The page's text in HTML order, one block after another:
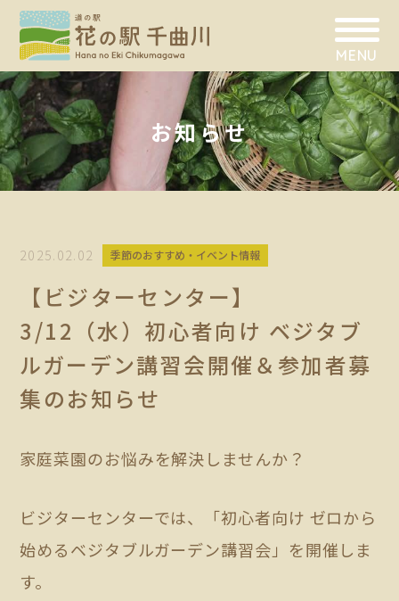
MENU
お知らせ
2025.02.02 季節のおすすめ・イベント情報
【ビジターセンター】
3/12（水）初心者向け ベジタブ
ルガーデン講習会開催＆参加者募
集のお知らせ
家庭菜園のお悩みを解決しませんか？
ビジターセンターでは、「初心者向け ゼロから
始めるベジタブルガーデン講習会」を開催しま
す。